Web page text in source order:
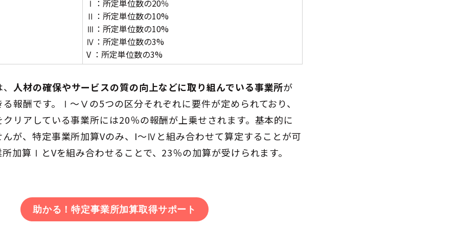
Ⅰ：所定単位数の20％
Ⅱ：所定単位数の10%
Ⅲ：所定単位数の10%
Ⅳ：所定単位数の3%
V ：所定単位数の3%
人材の確保やサービスの質の向上などに取り組んでいる事業所が
報酬です。Ⅰ～Ⅴの5つの区分それぞれに要件が定められており、
リアしている事業所には20％の報酬が上乗せされます。基本的に
んが、特定事業所加算Vのみ、I〜Ⅳと組み合わせて算定することが可
加算ⅠとVを組み合わせることで、23％の加算が受けられます。
助かる！特定事業所加算取得サポート